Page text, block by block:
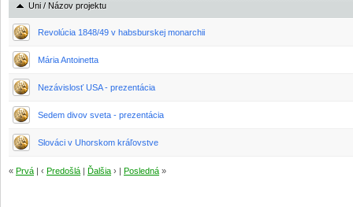
Uni / Názov projektu
Revolúcia 1848/49 v habsburskej monarchii
Mária Antoinetta
Nezávislosť USA - prezentácia
Sedem divov sveta - prezentácia
Slováci v Uhorskom kráľovstve
« Prvá | ‹ Predošlá | Ďalšia › | Posledná »